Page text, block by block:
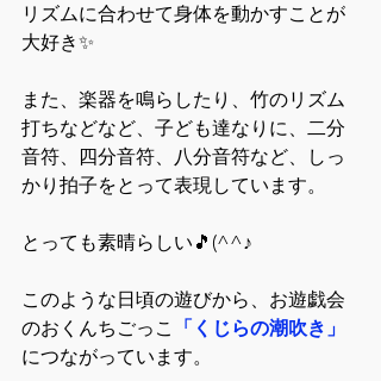
リズムに合わせて身体を動かすことが
大好き✨
また、楽器を鳴らしたり、竹のリズム
打ちなどなど、子ども達なりに、二分
音符、四分音符、八分音符など、しっ
かり拍子をとって表現しています。
とっても素晴らしい🎵(^^♪
このような日頃の遊びから、お遊戯会
のおくんちごっこ
「くじらの潮吹き」
につながっています。